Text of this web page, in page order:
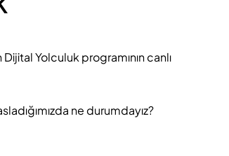
Yolculuk programının canlı
ne durumdayız?